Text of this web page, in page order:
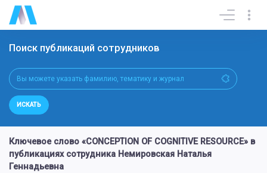
Поиск публикаций сотрудников
ИСКАТЬ
Ключевое слово «CONCEPTION OF COGNITIVE RESOURCE» в
публикациях сотрудника Немировская Наталья
Геннадьевна